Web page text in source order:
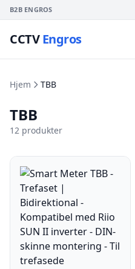
B2B ENGROS
CCTVEngros
Hjem TBB
TBB
12 produkter